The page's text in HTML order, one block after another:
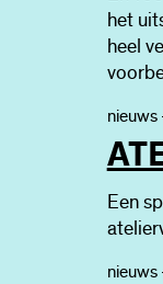
het
heel
nieuws
Een
nieuws